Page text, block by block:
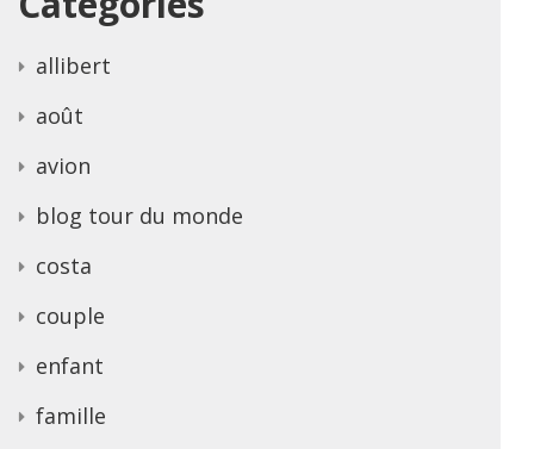
allibert
août
avion
blog tour du monde
costa
couple
enfant
famille